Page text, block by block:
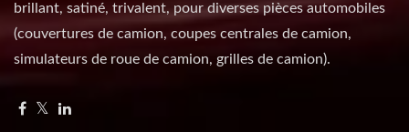
brillant, satiné, trivalent, pour diverses pièces automobiles
(couvertures de camion, coupes centrales de camion,
simulateurs de roue de camion, grilles de camion).